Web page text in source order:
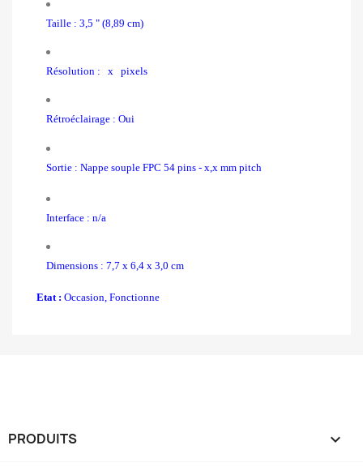
Taille : 3,5 " (8,89 cm)
Résolution : x pixels
Rétroéclairage : Oui
Sortie : Nappe souple FPC 54 pins - x ,x mm pitch
Interface : n/a
Dimensions : 7,7 x 6,4 x 3,0 cm
Etat : Occasion, Fonctionne
PRODUITS 